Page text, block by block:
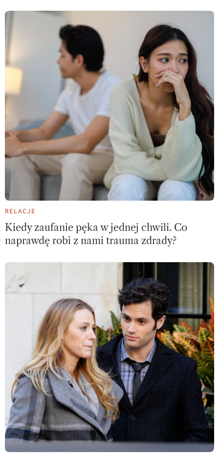
RELACJE
Kiedy zaufanie pęka w jednej chwili. Co
naprawdę robi z nami trauma zdrady?